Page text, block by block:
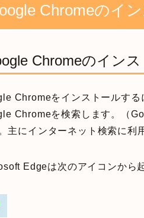
Chromeのイ
Chromeのイン
Chromeをインストールす
Chromeを検索します。（
主にインターネット検索に利
Edgeは次のアイコンから